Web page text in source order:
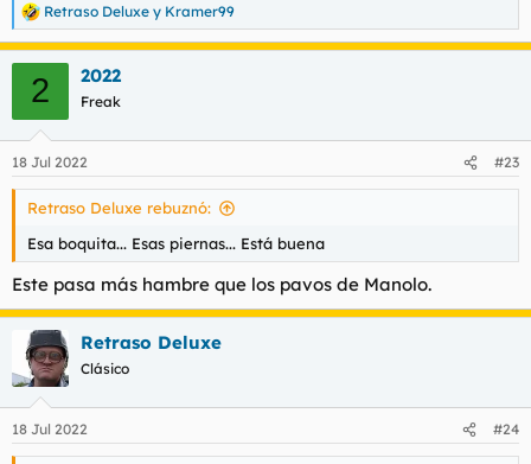
R
e
a
e
s
Retraso Deluxe y Kramer99
2 2022
Freak
18 Jul 2022 #23
Retraso Deluxe rebuznó:
Esa boquita... Esas piernas... Está buena
Este pasa más hambre que los pavos de Manolo.
Retraso Deluxe
Clásico
18 Jul 2022 #24